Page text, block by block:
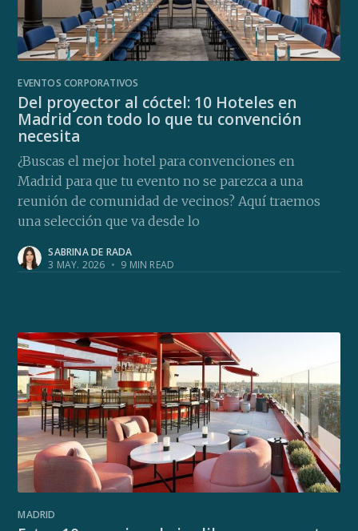
EVENTOS CORPORATIVOS
Del proyector al cóctel: 10 Hoteles en
Madrid con todo lo que tu convención
necesita
¿Buscas el mejor hotel para convenciones en
Madrid para que tu evento no se parezca a una
reunión de comunidad de vecinos? Aquí traemos
una selección que va desde lo
SABRINA DE RADA
3 MAY. 2026 • 9 MIN READ
MADRID